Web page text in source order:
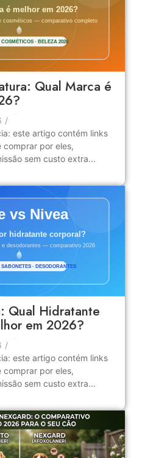
Qual Marca é
/
este artigo contém links
comprar por eles,
sem custo extra...
Qual Hidratante
em 2026?
/
este artigo contém links
comprar por eles,
sem custo extra...